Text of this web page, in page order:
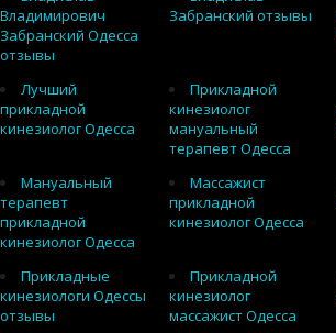
Владимирович
Забранский Одесса
отзывы
Забранский отзывы
Лучший
прикладной
кинезиолог Одесса
Прикладной
кинезиолог
мануальный
терапевт Одесса
Мануальный
терапевт
прикладной
кинезиолог Одесса
Массажист
прикладной
кинезиолог Одесса
Прикладные
кинезиологи Одессы
отзывы
Прикладной
кинезиолог
массажист Одесса